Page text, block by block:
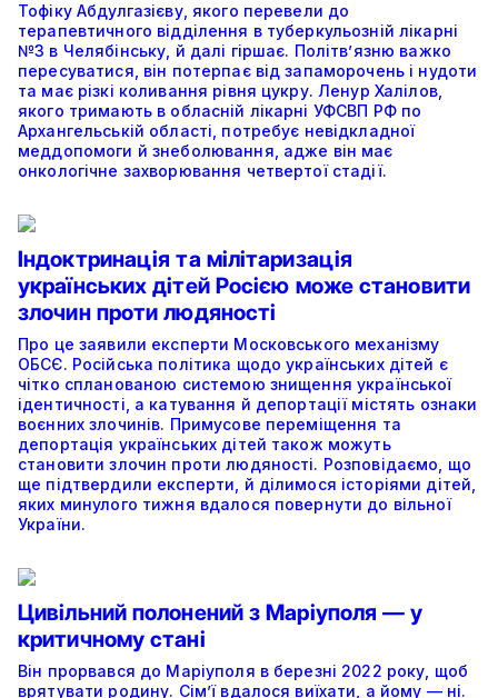
Тофіку Абдулгазієву, якого перевели до
терапевтичного відділення в туберкульозній лікарні
№3 в Челябінську, й далі гіршає. Політвʼязню важко
пересуватися, він потерпає від запаморочень і нудоти
та має різкі коливання рівня цукру. Ленур Халілов,
якого тримають в обласній лікарні УФСВП РФ по
Архангельській області, потребує невідкладної
меддопомоги й знеболювання, адже він має
онкологічне захворювання четвертої стадії.
Індоктринація та мілітаризація
українських дітей Росією може становити
злочин проти людяності
Про це заявили експерти Московського механізму
ОБСЄ. Російська політика щодо українських дітей є
чітко спланованою системою знищення української
ідентичності, а катування й депортації містять ознаки
воєнних злочинів. Примусове переміщення та
депортація українських дітей також можуть
становити злочин проти людяності. Розповідаємо, що
ще підтвердили експерти, й ділимося історіями дітей,
яких минулого тижня вдалося повернути до вільної
України.
Цивільний полонений з Маріуполя — у
критичному стані
Він прорвався до Маріуполя в березні 2022 року, щоб
врятувати родину. Сім’ї вдалося виїхати, а йому — ні.